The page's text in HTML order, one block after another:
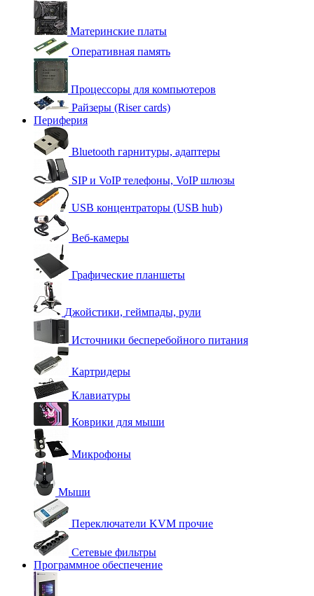
Материнские платы
Оперативная память
Процессоры для компьютеров
Райзеры (Riser cards)
Периферия
Bluetooth гарнитуры, адаптеры
SIP и VoIP телефоны, VoIP шлюзы
USB концентраторы (USB hub)
Веб-камеры
Графические планшеты
Джойстики, геймпады, рули
Источники бесперебойного питания
Картридеры
Клавиатуры
Коврики для мыши
Микрофоны
Мыши
Переключатели KVM прочие
Сетевые фильтры
Программное обеспечение